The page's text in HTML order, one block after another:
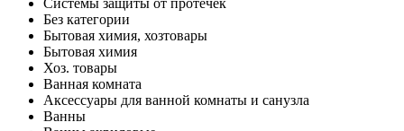
Системы защиты от протечек
Без категории
Бытовая химия, хозтовары
Бытовая химия
Хоз. товары
Ванная комната
Аксессуары для ванной комнаты и санузла
Ванны